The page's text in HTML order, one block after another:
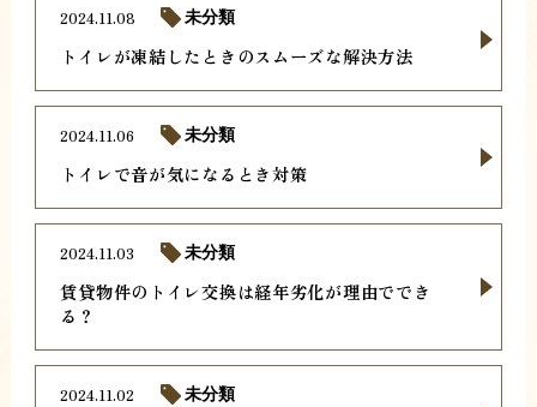
トイレが凍結したときのスムーズな解決方法
2024.11.08 未分類
トイレで音が気になるとき対策
2024.11.06 未分類
賃貸物件のトイレ交換は経年劣化が理由ででき
る？
2024.11.03 未分類
2024.11.02 未分類